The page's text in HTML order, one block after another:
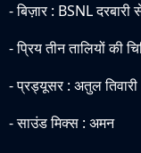
- बिज़ार : BSNL दरबारी
- प्रिय तीन तालियों की
- प्रड्यूसर : अतुल तिवारी
- साउंड मिक्स : अमन